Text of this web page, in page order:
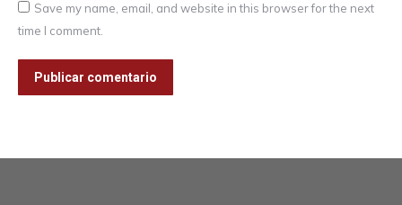
Save my name, email, and website in this browser for the next
time I comment.
Publicar comentario